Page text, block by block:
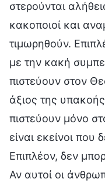
στερούνται
κακοποιοί και
τιμωρηθούν.
με την κακή
πιστεύουν στον
άξιος της
πιστεύουν μόνο
είναι εκείνοι που
Επιπλέον, δεν
Αν αυτοί οι